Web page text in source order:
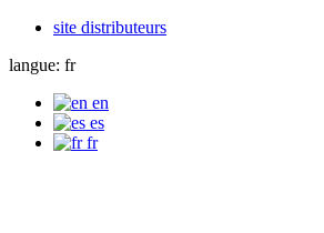
site distributeurs
langue: fr
en
es
fr